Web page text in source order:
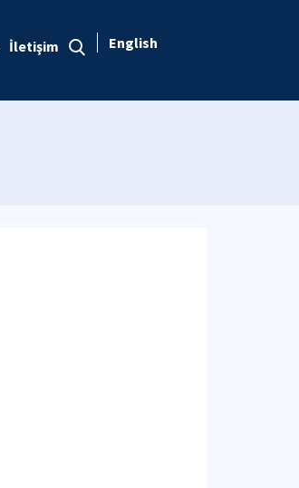
İletişim English